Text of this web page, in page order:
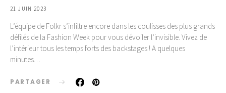
21 JUIN 2023
L’équipe de Folkr s’infiltre encore dans les coulisses des plus grands
défilés de la Fashion Week pour vous dévoiler l’invisible. Vivez de
l’intérieur tous les temps forts des backstages ! A quelques
minutes…
PARTAGER